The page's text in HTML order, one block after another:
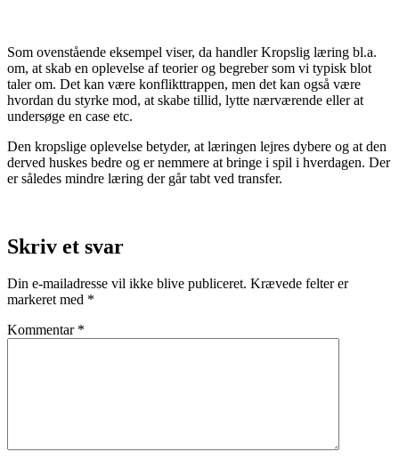
Som ovenstående eksempel viser, da handler Kropslig læring bl.a.
om, at skab en oplevelse af teorier og begreber som vi typisk blot
taler om. Det kan være konflikttrappen, men det kan også være
hvordan du styrke mod, at skabe tillid, lytte nærværende eller at
undersøge en case etc.
Den kropslige oplevelse betyder, at læringen lejres dybere og at den
derved huskes bedre og er nemmere at bringe i spil i hverdagen. Der
er således mindre læring der går tabt ved transfer.
Skriv et svar
Din e-mailadresse vil ikke blive publiceret. Krævede felter er
markeret med *
Kommentar *